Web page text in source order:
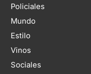
Policiales
Mundo
Estilo
Vinos
Sociales